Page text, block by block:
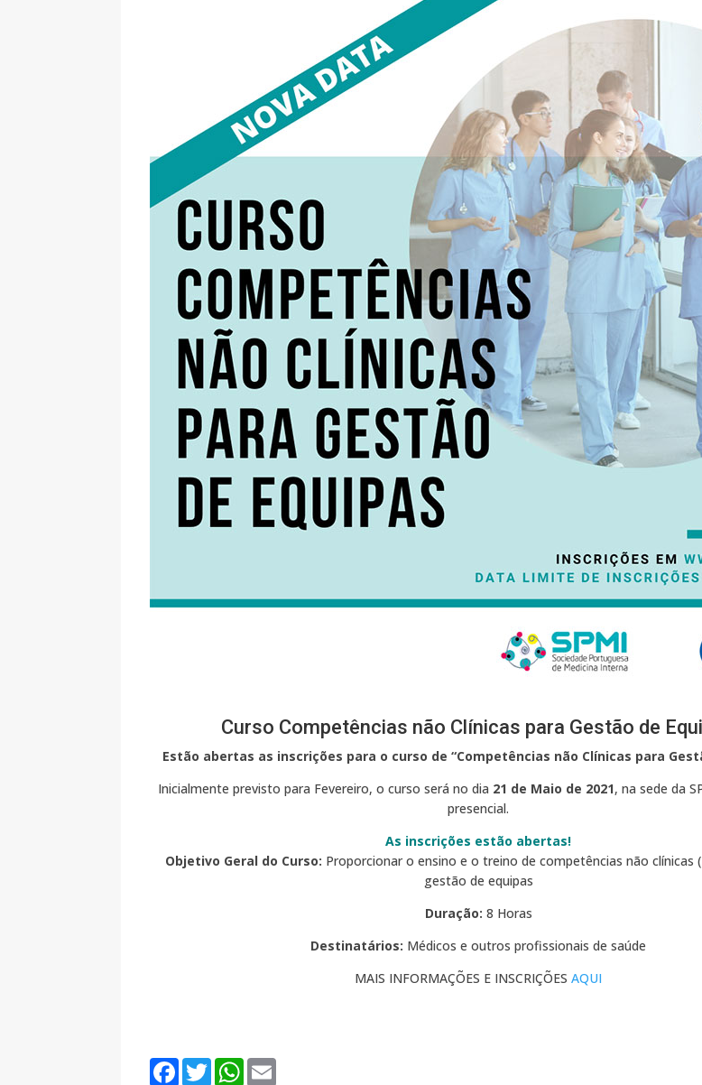
Curso Competências não Clínicas para Gestão de
Estão abertas as inscrições para o curso de “Competências não Clínicas para
Inicialmente previsto para Fevereiro, o curso será no dia 21 de Maio de 2021, na sede da
presencial.
As inscrições estão abertas!
Objetivo Geral do Curso: Proporcionar o ensino e o treino de competências não clínicas
gestão de equipas
Duração: 8 Horas
Destinatários: Médicos e outros profissionais de saúde
MAIS INFORMAÇÕES E INSCRIÇÕESAQUI
F
a
T
w
W